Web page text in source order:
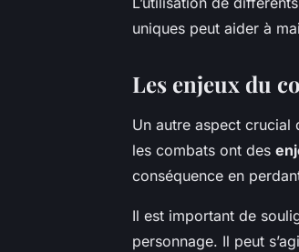
uniques peut aider à
Les enjeux du
Un autre aspect crucial
les combats ont des
conséquence en
Il est important de
personnage. Il peut